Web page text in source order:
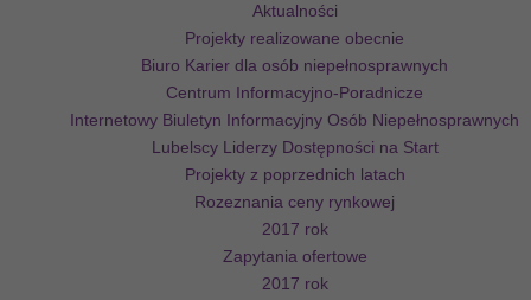
Aktualności
Projekty realizowane obecnie
Biuro Karier dla osób niepełnosprawnych
Centrum Informacyjno-Poradnicze
Internetowy Biuletyn Informacyjny Osób Niepełnosprawnych
Lubelscy Liderzy Dostępności na Start
Projekty z poprzednich latach
Rozeznania ceny rynkowej
2017 rok
Zapytania ofertowe
2017 rok